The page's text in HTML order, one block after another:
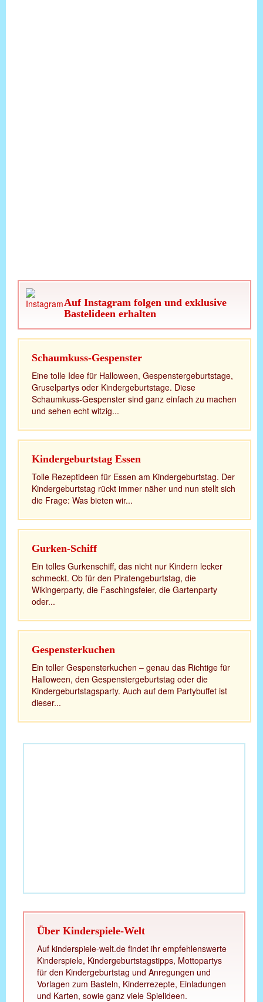
Auf Instagram folgen und exklusive
Bastelideen erhalten
Schaumkuss-Gespenster
Eine tolle Idee für Halloween, Gespenstergeburtstage,
Gruselpartys oder Kindergeburtstage. Diese
Schaumkuss-Gespenster sind ganz einfach zu machen
und sehen echt witzig...
Kindergeburtstag Essen
Tolle Rezeptideen für Essen am Kindergeburtstag. Der
Kindergeburtstag rückt immer näher und nun stellt sich
die Frage: Was bieten wir...
Gurken-Schiff
Ein tolles Gurkenschiff, das nicht nur Kindern lecker
schmeckt. Ob für den Piratengeburtstag, die
Wikingerparty, die Faschingsfeier, die Gartenparty
oder...
Gespensterkuchen
Ein toller Gespensterkuchen – genau das Richtige für
Halloween, den Gespenstergeburtstag oder die
Kindergeburtstagsparty. Auch auf dem Partybuffet ist
dieser...
Über Kinderspiele-Welt
Auf kinderspiele-welt.de findet ihr empfehlenswerte
Kinderspiele, Kindergeburtstagstipps, Mottopartys
für den Kindergeburtstag und Anregungen und
Vorlagen zum Basteln, Kinderrezepte, Einladungen
und Karten, sowie ganz viele Spielideen.